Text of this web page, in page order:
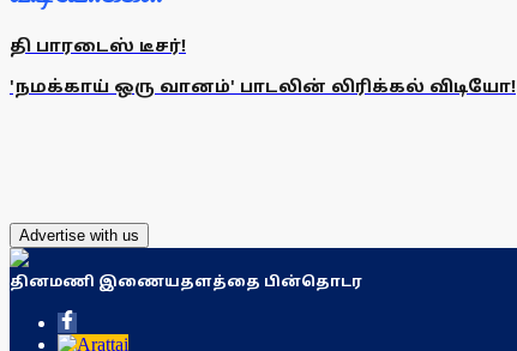
தி பாரடைஸ் டீசர்!
'நமக்காய் ஒரு வானம்' பாடலின் லிரிக்கல் விடியோ!
Advertise with us
தினமணி இணையதளத்தை பின்தொடர